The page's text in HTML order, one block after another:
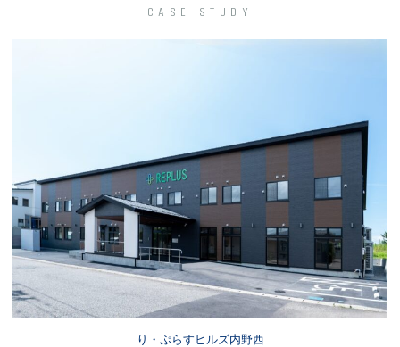
CASE STUDY
り・ぷらすヒルズ内野西